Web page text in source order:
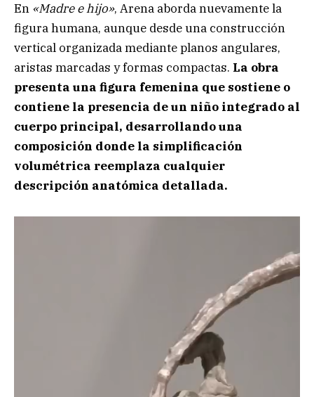
En «Madre e hijo», Arena aborda nuevamente la
figura humana, aunque desde una construcción
vertical organizada mediante planos angulares,
aristas marcadas y formas compactas. La obra
presenta una figura femenina que sostiene o
contiene la presencia de un niño integrado al
cuerpo principal, desarrollando una
composición donde la simplificación
volumétrica reemplaza cualquier
descripción anatómica detallada.